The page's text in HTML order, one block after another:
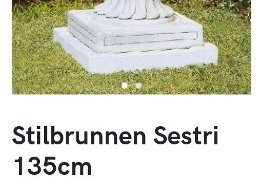
Stilbrunnen Sestri
135cm